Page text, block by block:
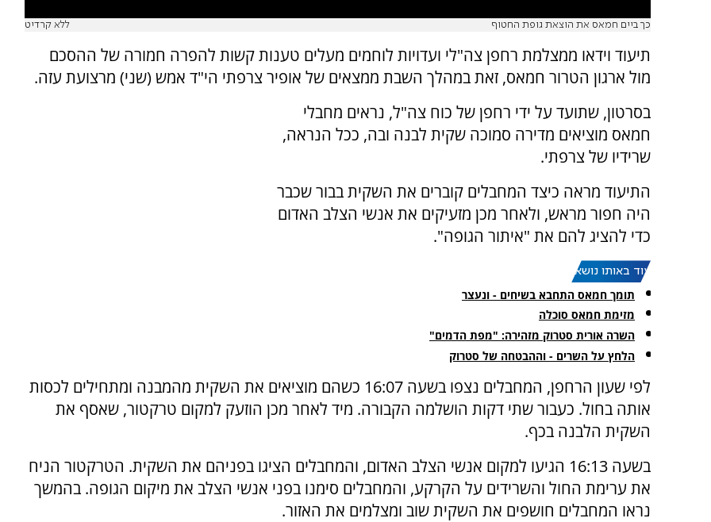
כך ביים חמאס את הוצאת גופת החטוף ללא קרדיט
תיעוד וידאו ממצלמת רחפן צה"לי ועדויות לוחמים מעלים טענות קשות להפרה חמורה של ההסכם
מול ארגון הטרור חמאס, זאת במהלך השבת ממצאים של אופיר צרפתי הי"ד אמש (שני) מרצועת עזה.
בסרטון, שתועד על ידי רחפן של כוח צה"ל, נראים מחבלי
חמאס מוציאים מדירה סמוכה שקית לבנה ובה, ככל הנראה,
שרידיו של צרפתי.
התיעוד מראה כיצד המחבלים קוברים את השקית בבור שכבר
היה חפור מראש, ולאחר מכן מזעיקים את אנשי הצלב האדום
כדי להציג להם את "איתור הגופה".
עוד באותו נושא:
תומך חמאס התחבא בשיחים - ונעצר
מזימת חמאס סוכלה
השרה אורית סטרוק מזהירה: "מפת הדמים"
הלחץ על השרים - וההבטחה של סטרוק
לפי שעון הרחפן, המחבלים נצפו בשעה 16:07 כשהם מוציאים את השקית מהמבנה ומתחילים לכסות
אותה בחול. כעבור שתי דקות הושלמה הקבורה. מיד לאחר מכן הוזעק למקום טרקטור, שאסף את
השקית הלבנה בכף.
בשעה 16:13 הגיעו למקום אנשי הצלב האדום, והמחבלים הציגו בפניהם את השקית. הטרקטור הניח
את ערימת החול והשרידים על הקרקע, והמחבלים סימנו בפני אנשי הצלב את מיקום הגופה. בהמשך
נראו המחבלים חושפים את השקית שוב ומצלמים את האזור.